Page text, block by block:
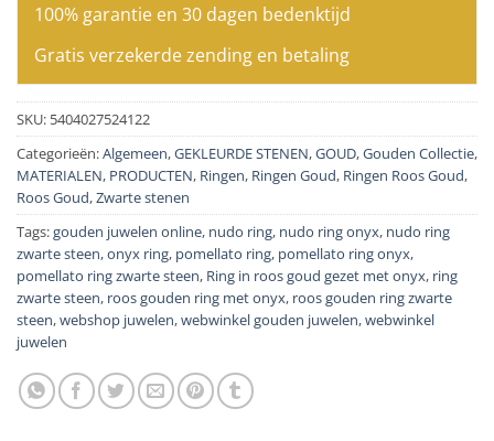
100% garantie en 30 dagen bedenktijd
Gratis verzekerde zending en betaling
SKU: 5404027524122
Categorieën:Algemeen,GEKLEURDE STENEN,GOUD,Gouden Collectie,
MATERIALEN, PRODUCTEN, Ringen, Ringen Goud, Ringen Roos Goud,
Roos Goud,Zwarte stenen
Tags:gouden juwelen online, nudo ring, nudo ring onyx, nudo ring
zwarte steen,onyx ring, pomellato ring, pomellato ring onyx,
pomellato ring zwarte steen, Ring in roos goud gezet met onyx, ring
zwarte steen, roos gouden ring met onyx, roos gouden ring zwarte
steen,webshop juwelen,webwinkel gouden juwelen,webwinkel
juwelen